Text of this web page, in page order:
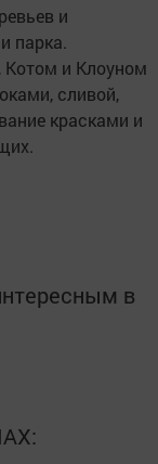
и
парка.
Котом и Клоуном
сливой,
красками и
в